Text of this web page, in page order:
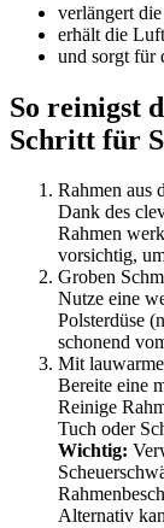
verlängert
erhält die
und sorgt für
So reinigst
Schritt für
Rahmen aus
Dank des
Rahmen
vorsichtig,
Groben
Nutze eine
Polsterdüse
schonend
Mit
Bereite eine
Reinige
Tuch oder
Wichtig:
Alternativ